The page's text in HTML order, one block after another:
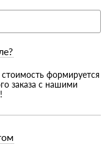
стоимость формируется
заказа с нашими